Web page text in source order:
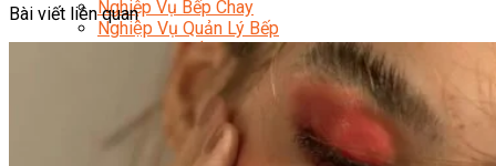
Nghiệp Vụ Bếp Chay
Nghiệp Vụ Quản Lý Bếp
Nghiệp Vụ Cấp Dưỡng
Nghiệp Vụ Bếp Phụ
Điểm Tâm Hồng Kông
Eat Clean
Food Stylist
Master Class
Bài viết liên quan